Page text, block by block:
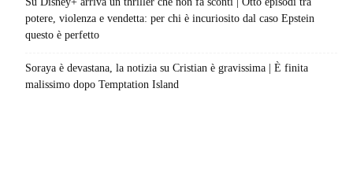
potere, violenza e vendetta: per chi è incuriosito dal caso Epstein
questo è perfetto
Soraya è devastana, la notizia su Cristian è gravissima | È finita
malissimo dopo Temptation Island